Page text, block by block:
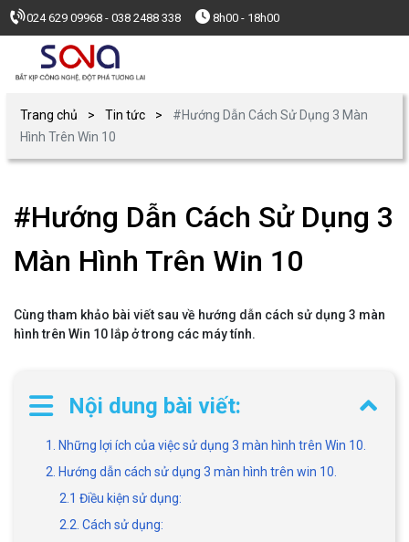
024 629 09968 - 038 2488 338 8h00 - 18h00
Trang chủ Tin tức
#Hướng Dẫn Cách Sử Dụng 3 Màn
Hình Trên Win 10
#Hướng Dẫn Cách Sử Dụng 3
Màn Hình Trên Win 10
Cùng tham khảo bài viết sau về hướng dẫn cách sử dụng 3 màn
hình trên Win 10 lắp ở trong các máy tính.
Nội dung bài viết:
1. Những lợi ích của việc sử dụng 3 màn hình trên Win 10.
2. Hướng dẫn cách sử dụng 3 màn hình trên win 10.
2.1 Điều kiện sử dụng:
2.2. Cách sử dụng: